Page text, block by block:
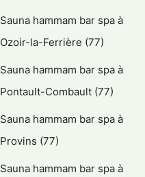
Sauna hammam bar spa à
Ozoir-la-Ferrière (77)
Sauna hammam bar spa à
Pontault-Combault (77)
Sauna hammam bar spa à
Provins (77)
Sauna hammam bar spa à